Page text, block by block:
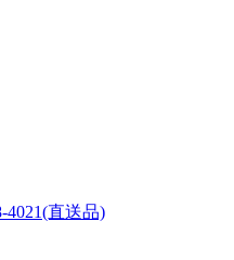
4021(直送品)